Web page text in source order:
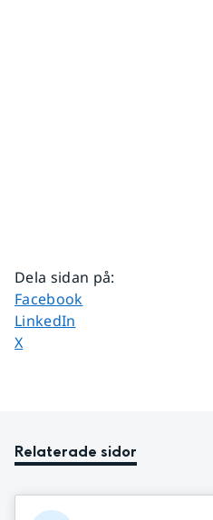
Dela sidan på:
Dela sidan på
Facebook
Dela sidan på
LinkedIn
Dela sidan på
X
Relaterade sidor